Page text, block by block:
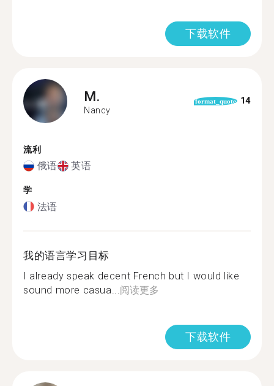
下载软件
M.
Nancy
format_quote 14
流利
俄语 英语
学
法语
我的语言学习目标
I already speak decent French but I would like
sound more casua... 阅读更多
下载软件